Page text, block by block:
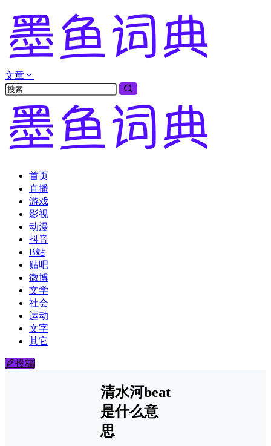
文章
首页
直播
游戏
影视
动漫
抖音
B站
贴吧
微博
文学
社会
运动
文字
其它
投稿
清水河beat
是什么意
思